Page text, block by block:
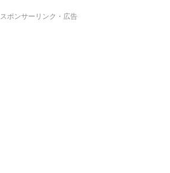
スポンサーリンク・広告